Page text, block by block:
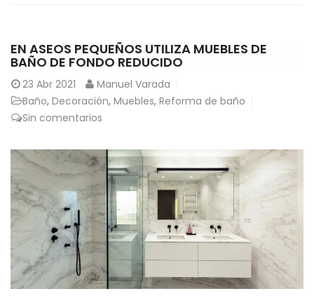
EN ASEOS PEQUEÑOS UTILIZA MUEBLES DE
BAÑO DE FONDO REDUCIDO
23 Abr 2021
Manuel Varada
Baño, Decoración, Muebles, Reforma de baño
Sin comentarios